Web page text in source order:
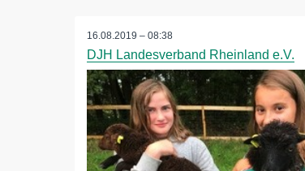
16.08.2019 – 08:38
DJH Landesverband Rheinland e.V.